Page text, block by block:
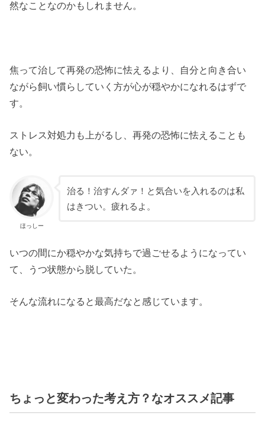
然なことなのかもしれません。
焦って治して再発の恐怖に怯えるより、自分と向き合い
ながら飼い慣らしていく方が心が穏やかになれるはずで
す。
ストレス対処力も上がるし、再発の恐怖に怯えることも
ない。
ほっしー
治る！治すんダァ！と気合いを入れるのは私
はきつい。疲れるよ。
いつの間にか穏やかな気持ちで過ごせるようになってい
て、うつ状態から脱していた。
そんな流れになると最高だなと感じています。
ちょっと変わった考え方？なオススメ記事